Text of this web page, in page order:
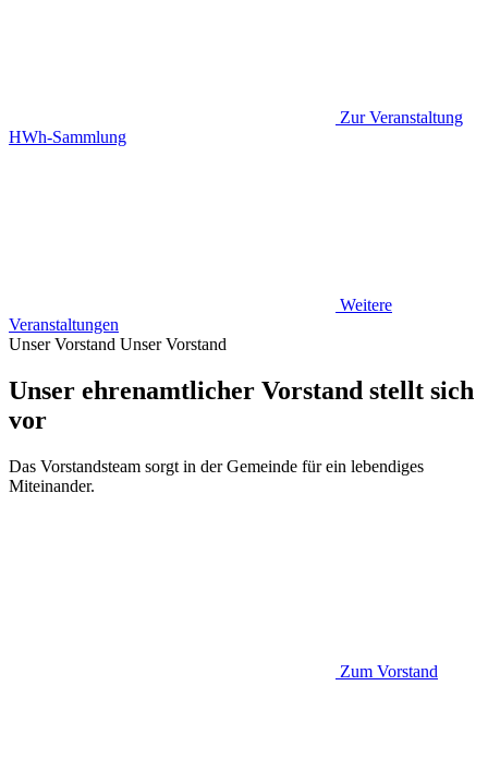
Zur Veranstaltung
HWh-Sammlung
Weitere
Veranstaltungen
Unser Vorstand Unser Vorstand
Unser ehrenamtlicher Vorstand stellt sich
vor
Das Vorstandsteam sorgt in der Gemeinde für ein lebendiges
Miteinander.
Zum Vorstand